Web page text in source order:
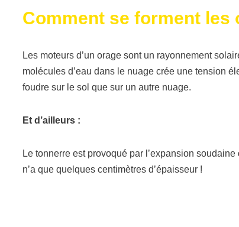
Comment se forment les
Les moteurs d’un orage sont un rayonnement
molécules d’eau dans le nuage crée une tension
foudre sur le sol que sur un autre nuage.
Et d’ailleurs :
Le tonnerre est provoqué par l’expansion
n’a que quelques centimètres d’épaisseur !